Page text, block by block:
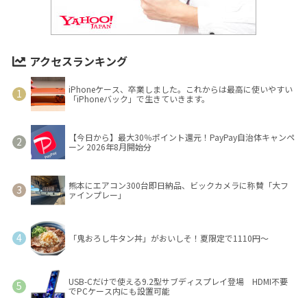
アクセスランキング
iPhoneケース、卒業しました。これからは最高に使いやすい
「iPhoneバック」で生きていきます。
【今日から】最大30％ポイント還元！PayPay自治体キャンペ
ーン 2026年8月開始分
熊本にエアコン300台即日納品、ビックカメラに称賛「大フ
ァインプレー」
「鬼おろし牛タン丼」がおいしそ！夏限定で1110円～
USB-Cだけで使える9.2型サブディスプレイ登場 HDMI不要
でPCケース内にも設置可能